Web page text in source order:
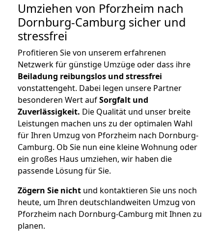
Umziehen von Pforzheim nach
Dornburg-Camburg sicher und
stressfrei
Profitieren Sie von unserem erfahrenen
Netzwerk für günstige Umzüge oder dass ihre
Beiladung reibungslos und stressfrei
vonstattengeht. Dabei legen unsere Partner
besonderen Wert aufSorgfalt und
Zuverlässigkeit. Die Qualität und unser breite
Leistungen machen uns zu der optimalen Wahl
für Ihren Umzug von Pforzheim nach Dornburg-
Camburg. Ob Sie nun eine kleine Wohnung oder
ein großes Haus umziehen, wir haben die
passende Lösung für Sie.
Zögern Sie nicht und kontaktieren Sie uns noch
heute, um Ihren deutschlandweiten Umzug von
Pforzheim nach Dornburg-Camburg mit Ihnen zu
planen.